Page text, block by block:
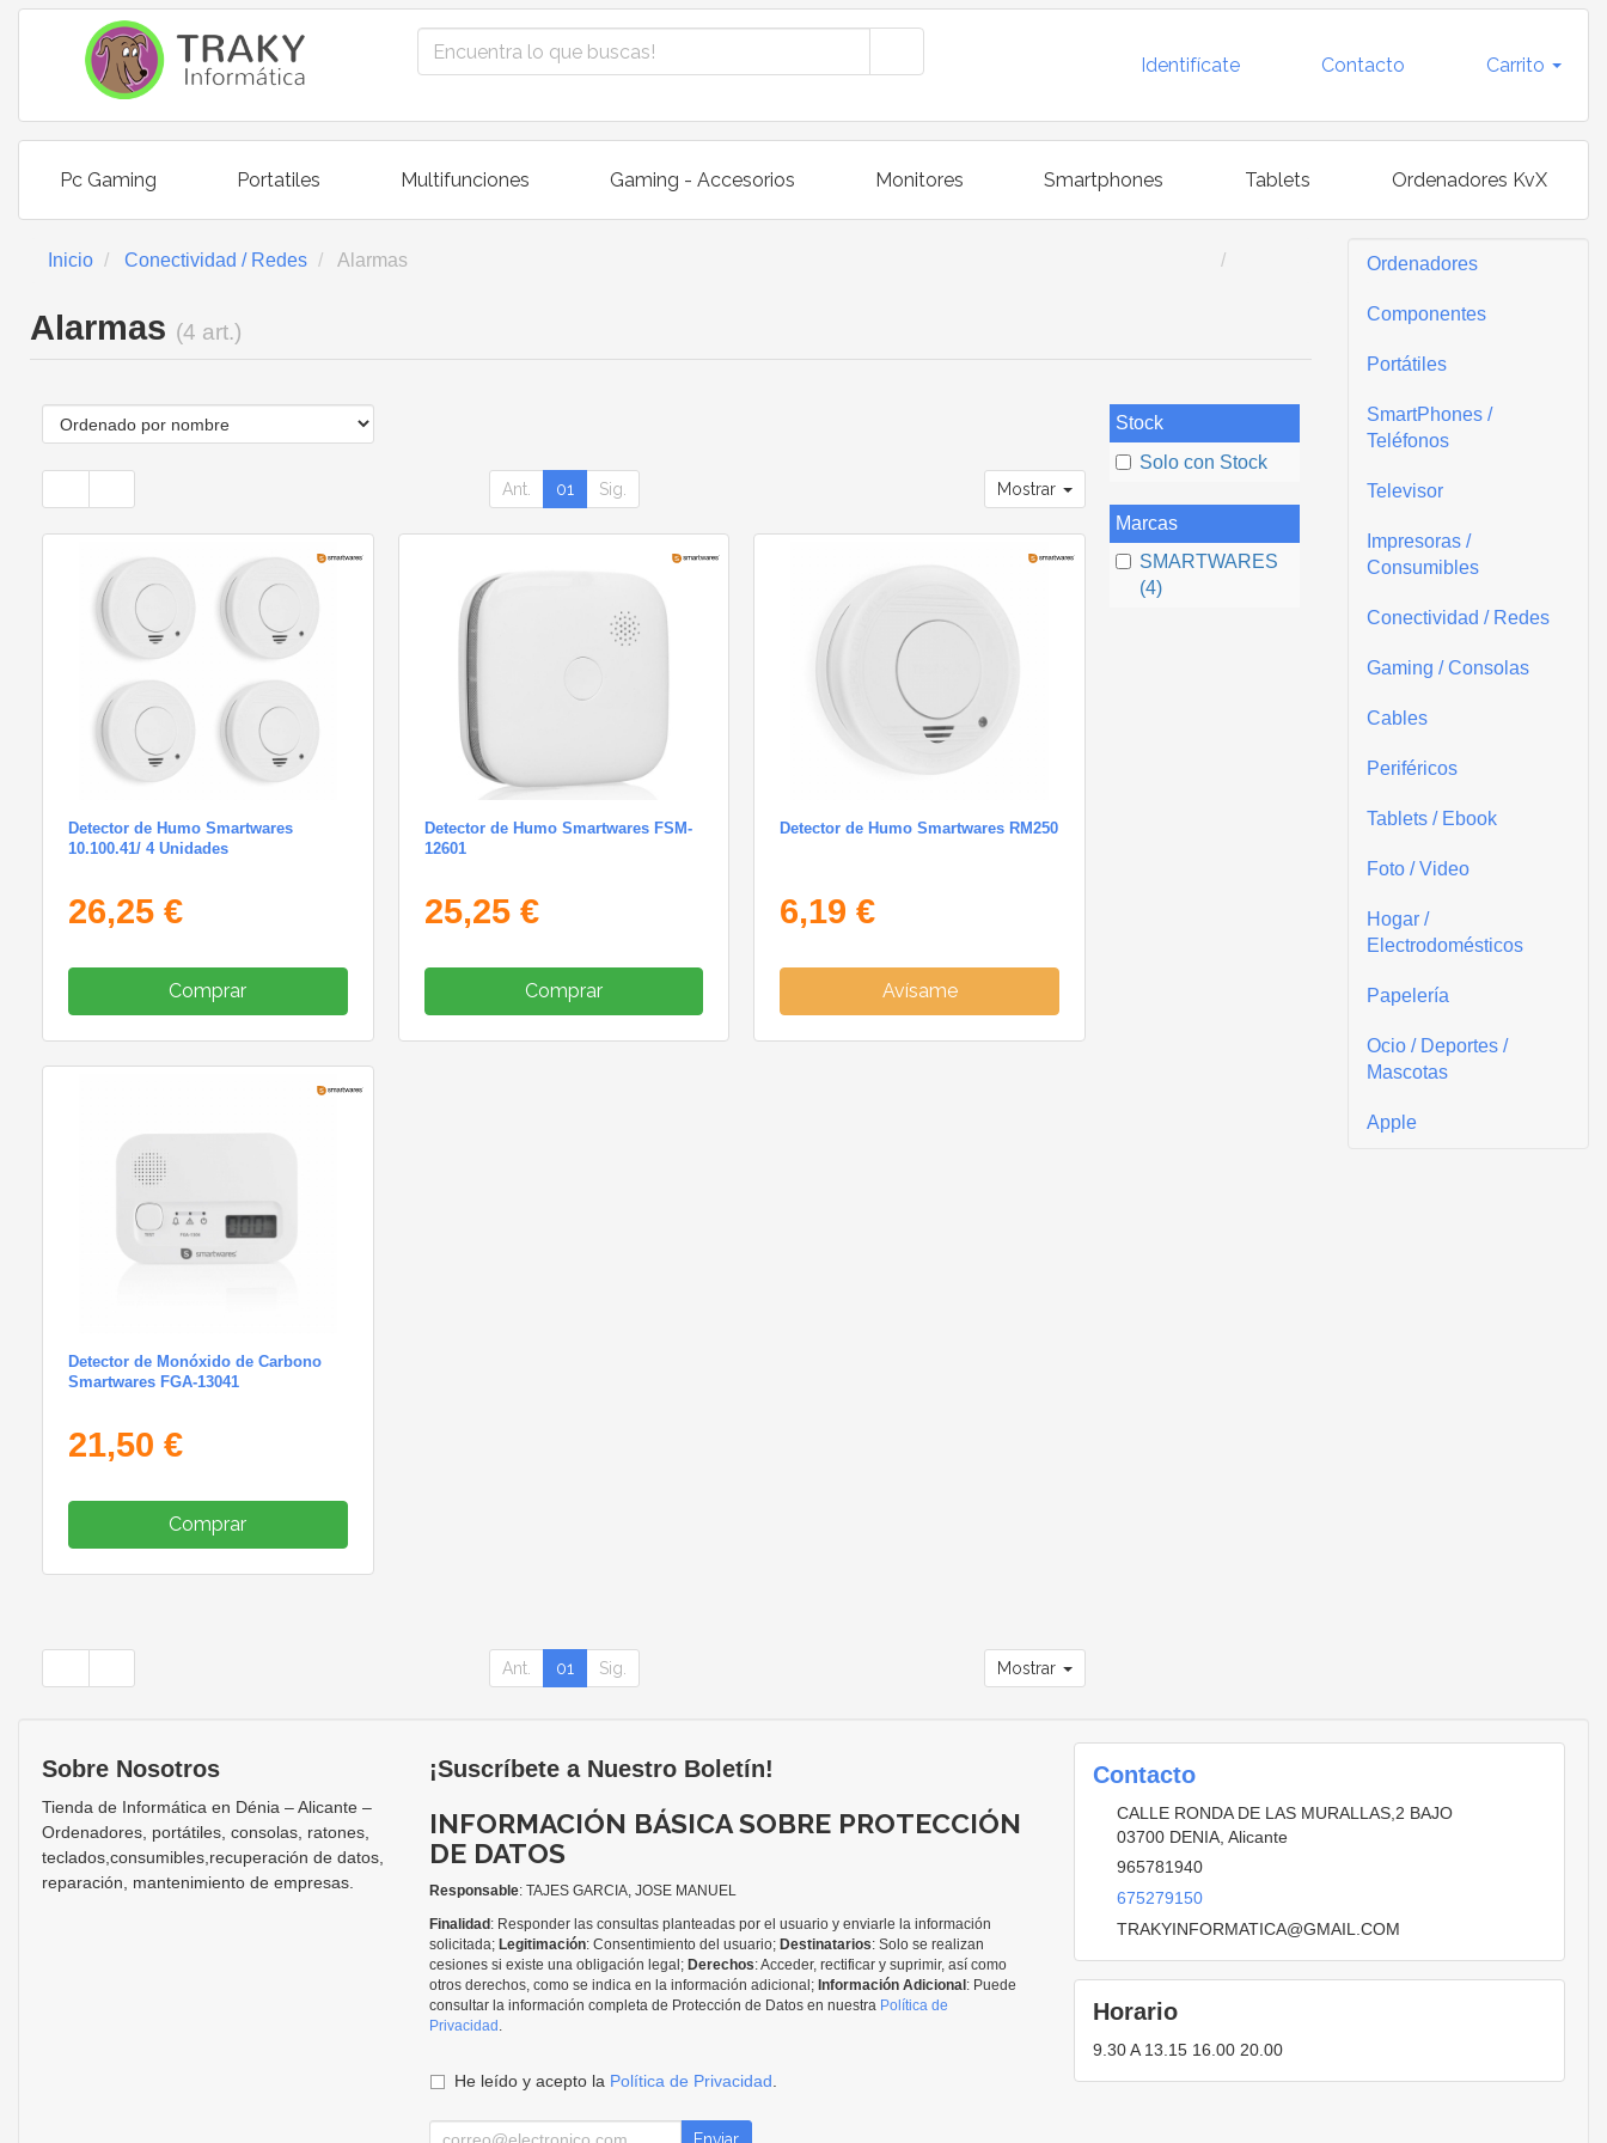
Identifícate Contacto Carrito
Pc Gaming Portatiles Multifunciones Gaming - Accesorios Monitores Smartphones Tablets Ordenadores KvX
Ordenadores
Componentes
Portátiles
SmartPhones /
Teléfonos
Televisor
Impresoras /
Consumibles
Conectividad / Redes
Gaming / Consolas
Cables
Periféricos
Tablets / Ebook
Foto / Video
Hogar /
Electrodomésticos
Papelería
Ocio / Deportes /
Mascotas
Apple
Inicio Conectividad / Redes Alarmas
Alarmas (4 art.)
Stock
Solo con Stock
Marcas
SMARTWARES
(4)
Ant. 01 Sig. Mostrar
Detector de Humo Smartwares
10.100.41/ 4 Unidades
26,25 €
Comprar
Detector de Humo Smartwares FSM-
12601
25,25 €
Comprar
Detector de Humo Smartwares RM250
6,19 €
Avísame
Detector de Monóxido de Carbono
Smartwares FGA-13041
21,50 €
Comprar
Ant. 01 Sig. Mostrar
Sobre Nosotros
Tienda de Informática en Dénia – Alicante –
Ordenadores, portátiles, consolas, ratones,
teclados,consumibles,recuperación de datos,
reparación, mantenimiento de empresas.
¡Suscríbete a Nuestro Boletín!
INFORMACIÓN BÁSICA SOBRE PROTECCIÓN
DE DATOS
Responsable: TAJES GARCIA, JOSE MANUEL
Finalidad : Responder las consultas planteadas por el usuario y enviarle la información
solicitada; Legitimación: Consentimiento del usuario; Destinatarios: Solo se realizan
cesiones si existe una obligación legal; Derechos: Acceder, rectificar y suprimir, así como
otros derechos, como se indica en la información adicional; Información Adicional : Puede
consultar la información completa de Protección de Datos en nuestra Política de
Privacidad
He leído y acepto la Política de Privacidad
Enviar
Contacto
CALLE RONDA DE LAS MURALLAS,2 BAJO
03700 DENIA, Alicante
965781940
675279150
TRAKYINFORMATICA@GMAIL.COM
Horario
9.30 A 13.15 16.00 20.00